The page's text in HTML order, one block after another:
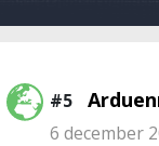
#5
6 december